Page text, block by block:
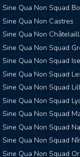
Sine Qua Non Squad
Sine Qua Non Castres
Sine Qua Non
Sine Qua Non Squad
Sine Qua Non Squad
Sine Qua Non Squad
Sine Qua Non Squad
Sine Qua Non Squad
Sine Qua Non Squad
Sine Qua Non Squad
Sine Qua Non Squad
Sine Qua Non Squad